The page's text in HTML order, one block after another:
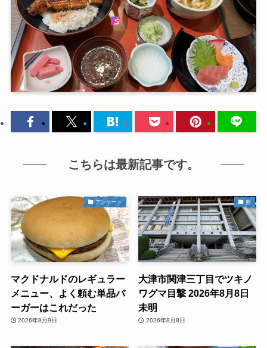
こちらは最新記事です。
アンケート
マクドナルドのレギュラー
メニュー、よく頼む単品バ
ーガーはこれだった
2026年8月9日
熊
大津市関津三丁目でツキノ
ワグマ目撃 2026年8月8日
未明
2026年8月8日